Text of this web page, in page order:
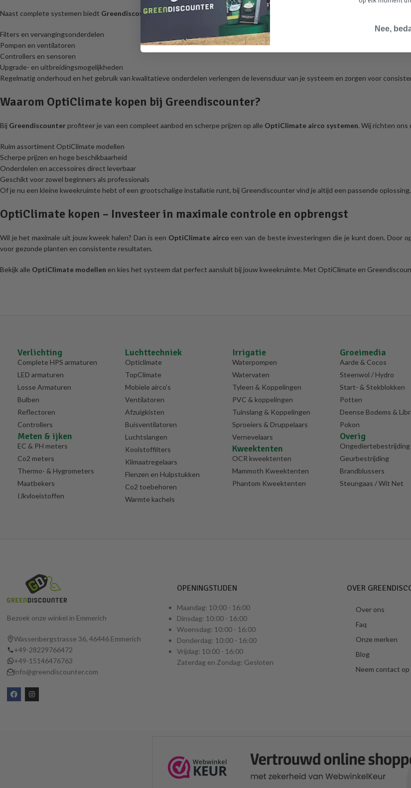
Naast complete systemen biedt Greendiscounterook een breed assortimentOptiClimate onderdelen en accessoires .
Filters en vervangingsonderdelen
Pompen en ventilatoren
Controllers en sensoren
Upgrade- en uitbreidingsmogelijkheden
Regelmatig onderhoud en het gebruik van kwalitatieve onderdelen verlengen de levensduur van je systeem en zorgen voor
Waarom OptiClimate kopen bij Greendiscounter?
Bij Greendiscounter profiteer je van een compleet aanbod en scherpe prijzen op alle OptiClimate airco systemen. Wij richten ons
Ruim assortiment OptiClimate modellen
Scherpe prijzen en hoge beschikbaarheid
Onderdelen en accessoires direct leverbaar
Geschikt voor zowel beginners als professionals
Of je nu een kleine kweekruimte hebt of een grootschalige installatie runt, bij Greendiscounter vind je altijd een passende oplossing.
OptiClimate kopen – Investeer in maximale controle en opbrengst
Wil je het maximale uit jouw kweek halen? Dan is een OptiClimate airco een van de beste investeringen die je kunt doen. Door
voor gezonde planten en consistente resultaten.
Bekijk alle OptiClimate modellen en kies het systeem dat perfect aansluit bij jouw kweekruimte. Met OptiClimate en
Verlichting
Complete HPS armaturen
LED armaturen
Losse Armaturen
Bulben
Reflectoren
Controllers
Meten & ijken
EC & PH meters
Co2 meters
Thermo- & Hygrometers
Maatbekers
IJkvloeistoffen
Luchttechniek
Opticlimate
TopClimate
Mobiele airco’s
Ventilatoren
Afzuigkisten
Buisventilatoren
Luchtslangen
Koolstoffilters
Klimaatregelaars
Flenzen en Hulpstukken
Co2 toebehoren
Warmte kachels
Irrigatie
Waterpompen
Watervaten
Tyleen & Koppelingen
PVC & koppelingen
Tuinslang & Koppelingen
Sproeiers & Druppelaars
Vernevelaars
Kweektenten
OCR kweektenten
Mammoth Kweektenten
Phantom Kweektenten
Groeimedia
Aarde & Cocos
Steenwol / Hydro
Start- & Stekblokken
Potten
Deense Bodems &
Pokon
Overig
Ongediertebestrijding
Geurbestrijding
Brandblussers
Steungaas / Wit Net
Bezoek onze winkel in Emmerich
Wassenbergstrasse 36, 46446 Emmerich
+49-28229766472
+49-15146476763
info@greendiscounter.com
OPENINGSTIJDEN
Maandag: 10:00 - 16:00
Dinsdag: 10:00 - 16:00
Woensdag: 10:00 - 16:00
Donderdag: 10:00 - 16:00
Vrijdag: 10:00 - 16:00
Zaterdag en Zondag: Gesloten
OVER
Over ons
Faq
Onze merken
Blog
Neem contact op
Nee,